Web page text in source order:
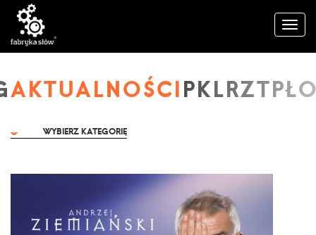
AKTUALNOŚCI
WYBIERZ KATEGORIĘ